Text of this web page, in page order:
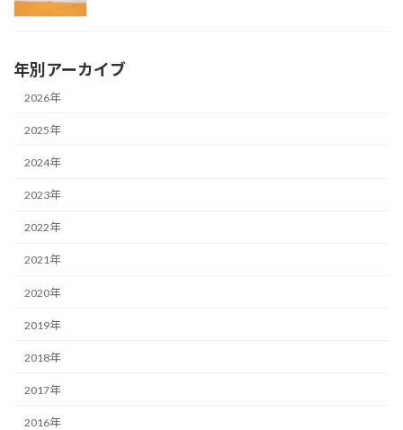
年別アーカイブ
2026年
2025年
2024年
2023年
2022年
2021年
2020年
2019年
2018年
2017年
2016年